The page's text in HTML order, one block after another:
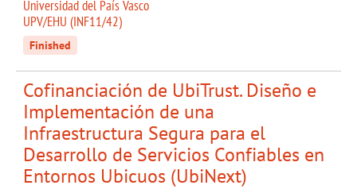
Universidad del País Vasco
UPV/EHU (INF11/42)
Finished
Cofinanciación de UbiTrust. Diseño e
Implementación de una
Infraestructura Segura para el
Desarrollo de Servicios Confiables en
Entornos Ubicuos (UbiNext)